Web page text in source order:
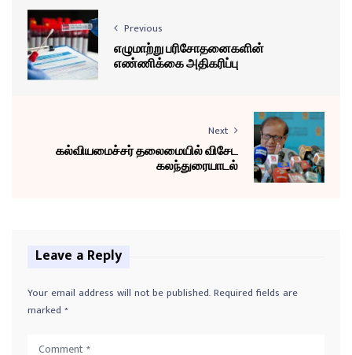
Previous
எழுமாற்று பரிசோதனைகளின்
எண்ணிக்கை அதிகரிப்பு
Next
கல்வியமைச்சர் தலைமையில் விசேட
கலந்துரையாடல்
Leave a Reply
Your email address will not be published.Required fields are
marked *